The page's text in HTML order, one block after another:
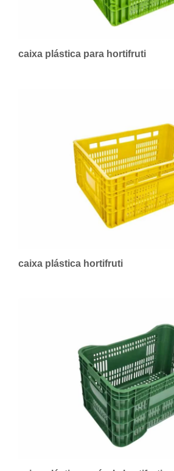
caixa plástica para hortifruti
caixa plástica hortifruti